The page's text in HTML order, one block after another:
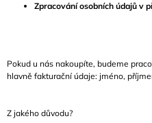
Zpracování osobních údajů v
Pokud u nás nakoupíte, budeme
hlavně fakturační údaje: jméno,
Z jakého důvodu?